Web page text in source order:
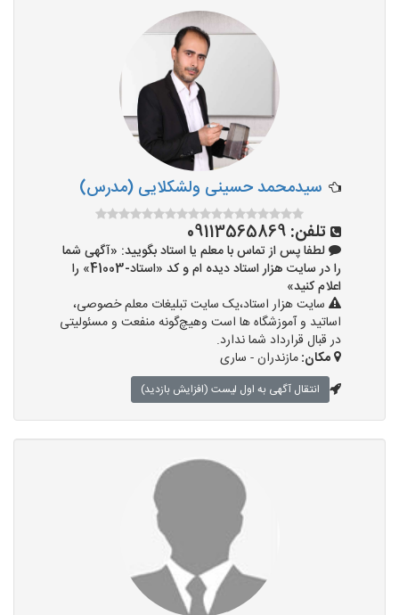
سیدمحمد حسینی ولشکلایی (مدرس)
تلفن: 09113565869
لطفا پس از تماس با معلم یا استاد بگویید: «آگهی شما
را در سایت هزار استاد دیده ام و کد «استاد-41003» را
اعلام کنید»
سایت هزار استاد،یک سایت تبلیغات معلم خصوصی،
اساتید و آموزشگاه ها است وهیچ‌گونه منفعت و مسئولیتی
در قبال قرارداد شما ندارد.
مکان:مازندران - ساری
انتقال آگهی به اول لیست (افزایش بازدید)